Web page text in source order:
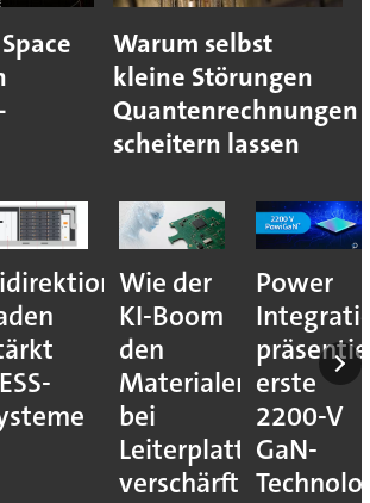
Warum selbst
kleine Störungen
Quantenrechnungen
scheitern lassen
Wie der
KI-Boom
den
Materialengpass
bei
Leiterplatten
verschärft
Power
erste
2200-V
GaN-